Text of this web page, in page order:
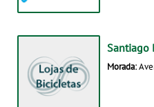
Santiago
Morada: